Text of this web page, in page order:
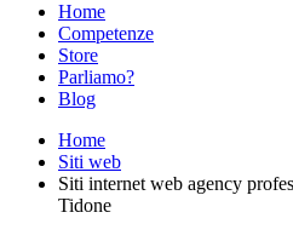
Home
Competenze
Store
Parliamo?
Blog
Home
Siti web
Siti internet web agency
Tidone